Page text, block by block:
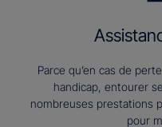
Parce qu’en cas de
handicap, entourer
nombreuses prestations
pour